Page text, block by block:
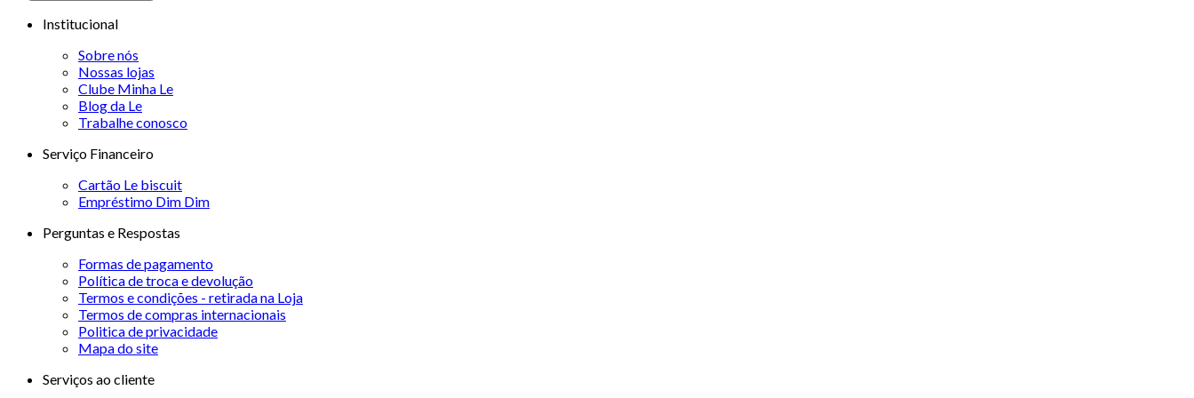
Institucional
Sobre nós
Nossas lojas
Clube Minha Le
Blog da Le
Trabalhe conosco
Serviço Financeiro
Cartão Le biscuit
Empréstimo Dim Dim
Perguntas e Respostas
Formas de pagamento
Política de troca e devolução
Termos e condições - retirada na Loja
Termos de compras internacionais
Politica de privacidade
Mapa do site
Serviços ao cliente